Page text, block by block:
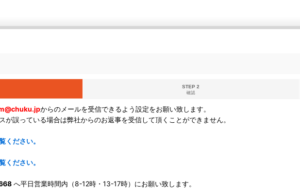
STEP 2
確認
からのメールを受信できるよう設定をお願い致します。
誤っている場合は弊社からのお返事を受信して頂くことができません。
ください。
ください。
へ平日営業時間内（8-12時・13-17時）にお願い致します。